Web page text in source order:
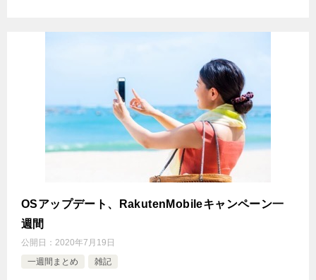
OSアップデート、RakutenMobileキャンペーン一
週間
公開日： 2020年7月19日
一週間まとめ
雑記